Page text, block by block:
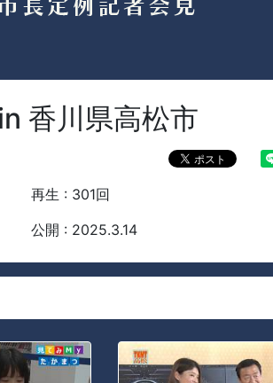
香川県高松市
再生 : 301回
公開 : 2025.3.14